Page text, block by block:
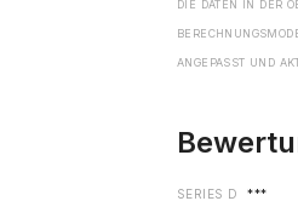
DIE DATEN IN DER
ANGEPASST UND
SERIES D ***